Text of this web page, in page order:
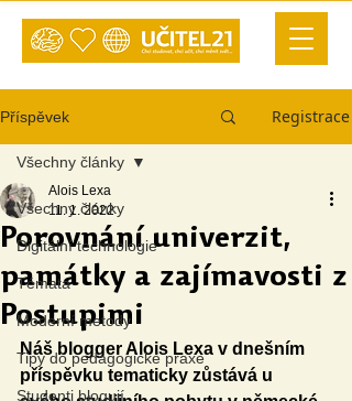
Příspěvek Registrace
Všechny články
Digitální technologie
Témata
Moderní metody
Tipy do pedagogické praxe
Studenti blogují
Všechny články
Porovnání univerzit,
památky a zajímavosti z
Postupimi
Alois Lexa
11. 1. 2022
Náš blogger Alois Lexa v dnešním
příspěvku tematicky zůstává u